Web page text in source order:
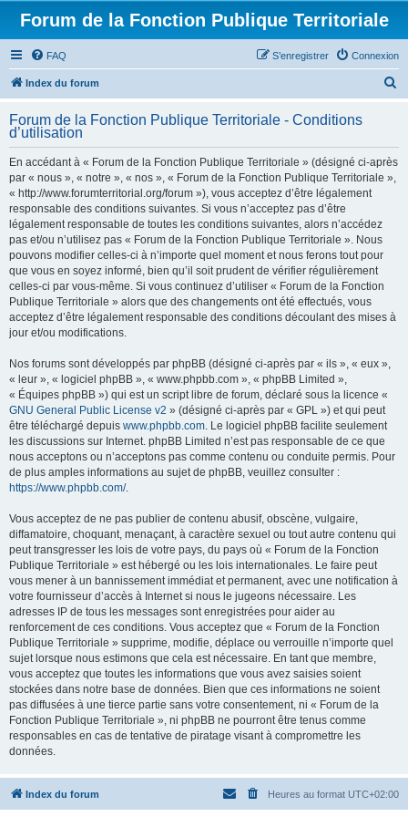
Forum de la Fonction Publique Territoriale
FAQ Connexion
S’enregistrer
Index du forum
h
Forum de la Fonction Publique Territoriale - Conditions
d’utilisation
En accédant à « Forum de la Fonction Publique Territoriale » (désigné ci-après
par « nous », « notre », « nos », « Forum de la Fonction Publique Territoriale »,
« http://www.forumterritorial.org/forum »), vous acceptez d’être légalement
responsable des conditions suivantes. Si vous n’acceptez pas d’être
légalement responsable de toutes les conditions suivantes, alors n’accédez
pas et/ou n’utilisez pas « Forum de la Fonction Publique Territoriale ». Nous
pouvons modifier celles-ci à n’importe quel moment et nous ferons tout pour
que vous en soyez informé, bien qu’il soit prudent de vérifier régulièrement
celles-ci par vous-même. Si vous continuez d’utiliser « Forum de la Fonction
Publique Territoriale » alors que des changements ont été effectués, vous
acceptez d’être légalement responsable des conditions découlant des mises à
jour et/ou modifications.
Nos forums sont développés par phpBB (désigné ci-après par « ils », « eux »,
« leur », « logiciel phpBB », « www.phpbb.com », « phpBB Limited »,
« Équipes phpBB ») qui est un script libre de forum, déclaré sous la licence «
GNU General Public License v2 » (désigné ci-après par « GPL ») et qui peut
être téléchargé depuis www.phpbb.com. Le logiciel phpBB facilite seulement
les discussions sur Internet. phpBB Limited n’est pas responsable de ce que
nous acceptons ou n’acceptons pas comme contenu ou conduite permis. Pour
de plus amples informations au sujet de phpBB, veuillez consulter :
https://www.phpbb.com/.
Vous acceptez de ne pas publier de contenu abusif, obscène, vulgaire,
diffamatoire, choquant, menaçant, à caractère sexuel ou tout autre contenu qui
peut transgresser les lois de votre pays, du pays où « Forum de la Fonction
Publique Territoriale » est hébergé ou les lois internationales. Le faire peut
vous mener à un bannissement immédiat et permanent, avec une notification à
votre fournisseur d’accès à Internet si nous le jugeons nécessaire. Les
adresses IP de tous les messages sont enregistrées pour aider au
renforcement de ces conditions. Vous acceptez que « Forum de la Fonction
Publique Territoriale » supprime, modifie, déplace ou verrouille n’importe quel
sujet lorsque nous estimons que cela est nécessaire. En tant que membre,
vous acceptez que toutes les informations que vous avez saisies soient
stockées dans notre base de données. Bien que ces informations ne soient
pas diffusées à une tierce partie sans votre consentement, ni « Forum de la
Fonction Publique Territoriale », ni phpBB ne pourront être tenus comme
responsables en cas de tentative de piratage visant à compromettre les
données.
Index du forum Heures au format UTC+02:00